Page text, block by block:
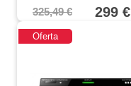
325,49 € 299 €
Oferta